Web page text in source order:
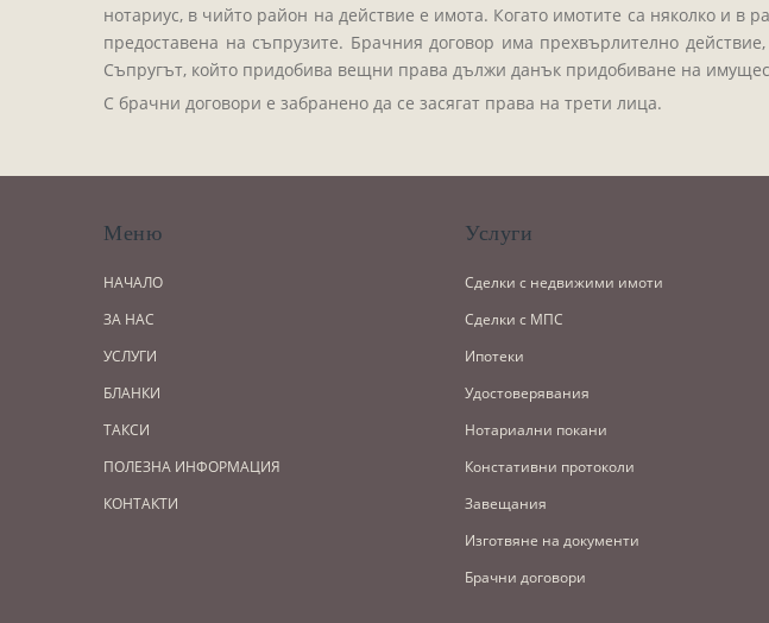
нотариус, в чийто район на действие е имота. Когато имотите са няколко и
предоставена на съпрузите. Брачния договор има прехвърлително
Съпругът, който придобива вещни права дължи данък придобиване на
С брачни договори е забранено да се засягат права на трети лица.
Меню
НАЧАЛО
ЗА НАС
УСЛУГИ
БЛАНКИ
ТАКСИ
ПОЛЕЗНА ИНФОРМАЦИЯ
КОНТАКТИ
Услуги
Сделки с недвижими имоти
Сделки с МПС
Ипотеки
Удостоверявания
Нотариални покани
Констативни протоколи
Завещания
Изготвяне на документи
Брачни договори